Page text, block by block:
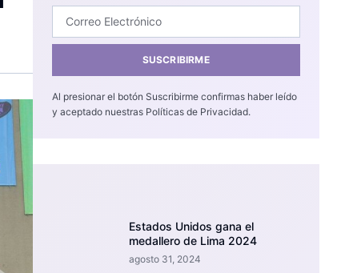
SUSCRIBIRME
Al presionar el botón Suscribirme confirmas haber leído
y aceptado nuestras Políticas de Privacidad.
Estados Unidos gana el
medallero de Lima 2024
agosto 31, 2024